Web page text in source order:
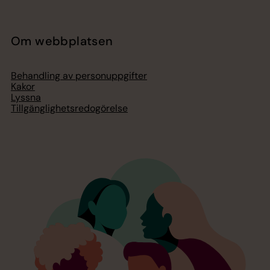
Om webbplatsen
Behandling av personuppgifter
Kakor
Lyssna
Tillgänglighetsredogörelse